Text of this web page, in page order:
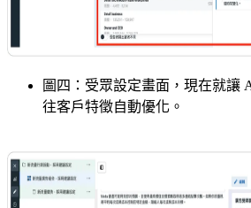
圖四：受眾設定畫面，現在就讓
往客戶特徵自動優化。